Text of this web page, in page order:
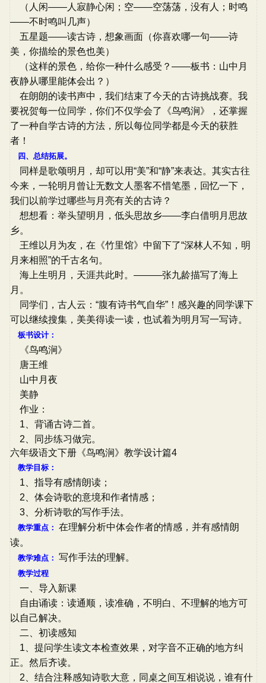
（人闲——人寂静心闲；空——空荡荡，没有人；时鸣
——不时鸣叫几声）
五星题——读古诗，想象画面（你喜欢哪一句——诗
美，你描绘的景色也美）
（这样的景色，给你一种什么感受？——板书：山中月
夜静从哪里能体会出？）
在朗朗的读书声中，我们结束了今天的古诗挑战赛。我
要祝贺每一位同学，你们不仅学会了《鸟鸣涧》，还掌握
了一种自学古诗的方法，所以每位同学都是今天的获胜
者！
四、总结拓展。
同样是歌颂明月，却可以用“美”和“静”来表达。其实古往
今来，一轮明月曾让无数文人墨客不惜笔墨，回忆一下，
我们以前学过哪些与月亮有关的古诗？
想想看：举头望明月，低头思故乡——李白借明月思故
乡。
王维以月为友，在《竹里馆》中留下了“深林人不知，明
月来相照”的千古名句。
海上生明月，天涯共此时。———张九龄描写了海上
月。
同学们，古人云：“腹有诗书气自华”！感兴趣的同学课下
可以继续搜集，美美得读一读，也试着为明月写一写诗。
板书设计：
《鸟鸣涧》
唐王维
山中月夜
美静
作业：
1、背诵古诗二首。
2、同步练习做完。
六年级语文下册《鸟鸣涧》教学设计篇4
教学目标：
1、指导有感情朗读；
2、体会诗歌的意境和作者情感；
3、分析诗歌的写作手法。
教学重点： 在理解分析中体会作者的情感，并有感情朗
读。
教学难点： 写作手法的理解。
教学过程
一、导入新课
自由诵读：读通顺，读准确，不明白、不理解的地方可
以自己解决。
二、初读感知
1、提问学生读文本检查效果，对字音不正确的地方纠
正。然后齐读。
2、结合注释感知诗歌大意，同桌之间互相说说，谁有什